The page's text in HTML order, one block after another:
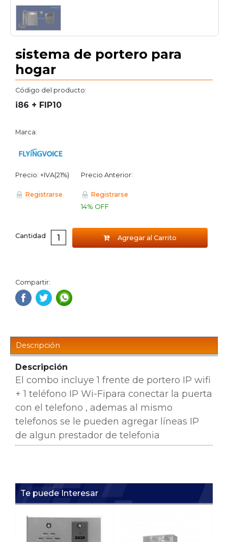
sistema de portero para
hogar
Código del producto:
i86 + FIP10
Marca:
Precio: +IVA(21%)
Registrarse
Precio Anterior:
Registrarse
14% OFF
Cantidad Agregar al Carrito
Compartir:
Descripción
Descripción
El combo incluye 1 frente de portero IP wifi
+ 1 teléfono IP Wi-Fipara conectar la puerta
con el telefono , ademas al mismo
telefonos se le pueden agregar líneas IP
de algun prestador de telefonia
Te puede Interesar